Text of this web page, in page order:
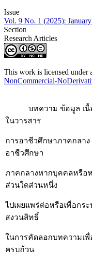
Issue
Vol. 9 No. 1 (2025):
Section
Research Articles
This work is licensed under
NonCommercial-
บทความ ข้อมูล เนื้อห
ในวารสาร
การอาชีวศึกษาภาคกลา
อาชีวศึกษา
ภาคกลางหากบุคคลหรือ
ส่วนใดส่วนหนึ่ง
ไปเผยแพร่ต่อหรือเพื่อกร
สงวนสิทธิ์
ในการคัดลอกบทความเ
ครบถ้วน